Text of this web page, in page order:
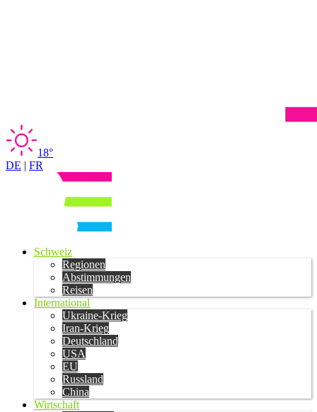
18°
DE | FR
Schweiz
Regionen
Abstimmungen
Reisen
International
Ukraine-Krieg
Iran-Krieg
Deutschland
USA
EU
Russland
China
Wirtschaft